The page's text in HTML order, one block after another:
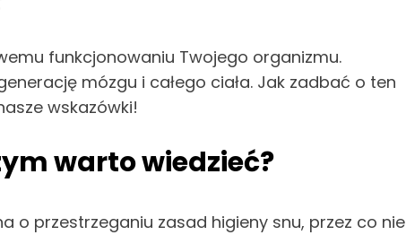
funkcjonowaniu Twojego organizmu.
mózgu i całego ciała. Jak zadbać o ten
wskazówki!
warto wiedzieć?
o przestrzeganiu zasad higieny snu, przez co nie